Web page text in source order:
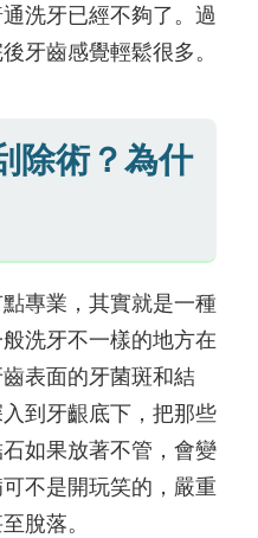
洗牙已經不夠了。過
牙齒感覺輕鬆很多。
除術？為什
專業，其實就是一種
洗牙不一樣的地方在
表面的牙菌斑和結
到牙齦底下，把那些
如果放著不管，會變
不是開玩笑的，嚴重
脫落。